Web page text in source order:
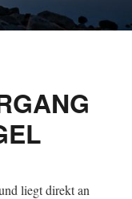
liegt direkt an